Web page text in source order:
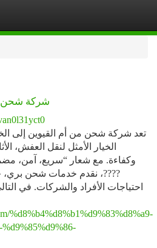
شركة شحن
تعد شركة شحن من أم القيوين إلى
الخيار الأمثل لنقل العفش،
وكفاءة. مع شعار “سريع، آمن،
????، نقدم خدمات شحن بري،
احتياجات الأفراد والشركات. في
%d8%b4%d8%b1%d9%83%d8%a9-